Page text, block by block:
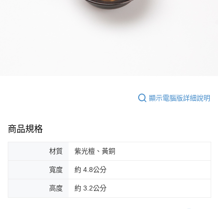
顯示電腦版詳細說明
商品規格
材質 紫光檀、黃銅
寬度 約 4.8公分
高度 約 3.2公分